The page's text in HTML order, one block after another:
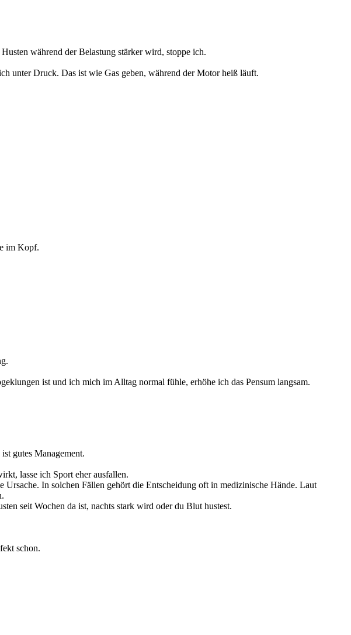
während der Belastung stärker wird, stoppe ich.
unter Druck. Das ist wie Gas geben, während der Motor heiß läuft.
im Kopf.
ist und ich mich im Alltag normal fühle, erhöhe ich das Pensum langsam.
gutes Management.
lasse ich Sport eher ausfallen.
In solchen Fällen gehört die Entscheidung oft in medizinische Hände. Laut
seit Wochen da ist, nachts stark wird oder du Blut hustest.
schon.